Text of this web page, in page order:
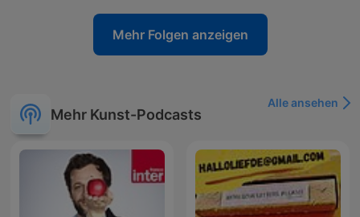
Mehr Folgen anzeigen
Mehr Kunst-Podcasts
Alle ansehen